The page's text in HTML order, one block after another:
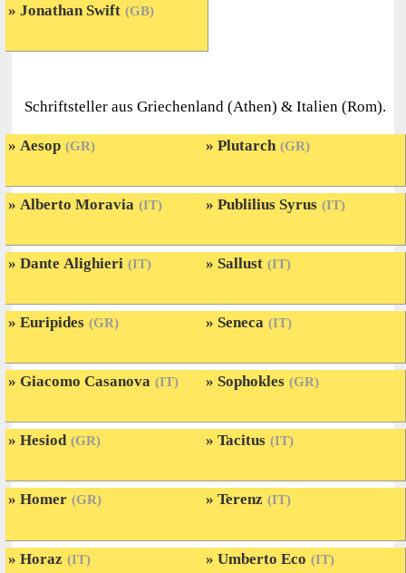
Jonathan Swift (GB)
Schriftsteller aus Griechenland (Athen) & Italien (Rom).
Aesop (GR)
Alberto Moravia (IT)
Dante Alighieri (IT)
Euripides (GR)
Giacomo Casanova (IT)
Hesiod (GR)
Homer (GR)
Horaz (IT)
Plutarch (GR)
Publilius Syrus (IT)
Sallust (IT)
Seneca (IT)
Sophokles (GR)
Tacitus (IT)
Terenz (IT)
Umberto Eco (IT)